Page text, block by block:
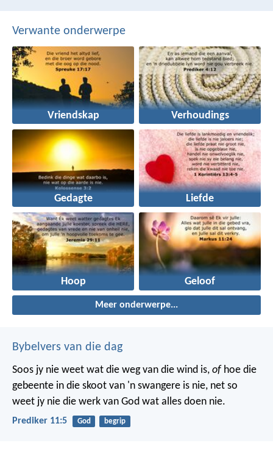
Verwante onderwerpe
Vriendskap Verhoudings
Gedagte Liefde
Hoop Geloof
Meer onderwerpe...
Bybelvers van die dag
Soos jy nie weet wat die weg van die wind is, of hoe die
gebeente in die skoot van 'n swangere is nie, net so
weet jy nie die werk van God wat alles doen nie.
Prediker 11:5 God begrip